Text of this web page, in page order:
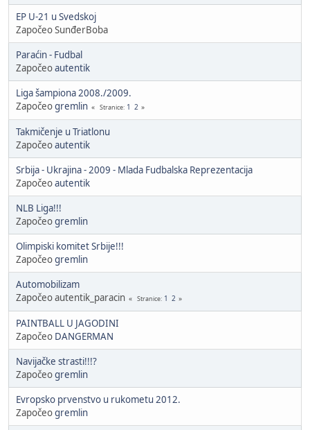
EP U-21 u Svedskoj
Započeo SunđerBoba
Paraćin - Fudbal
Započeoautentik
Liga šampiona 2008./2009.
Započeogremlin Stranice 1 2
Takmičenje u Triatlonu
Započeoautentik
Srbija - Ukrajina - 2009 - Mlada Fudbalska Reprezentacija
Započeoautentik
NLB Liga!!!
Započeogremlin
Olimpiski komitet Srbije!!!
Započeogremlin
Automobilizam
Započeo autentik_paracin
Stranice 1 2
PAINTBALL U JAGODINI
Započeo DANGERMAN
Navijačke strasti!!!?
Započeogremlin
Evropsko prvenstvo u rukometu 2012.
Započeogremlin